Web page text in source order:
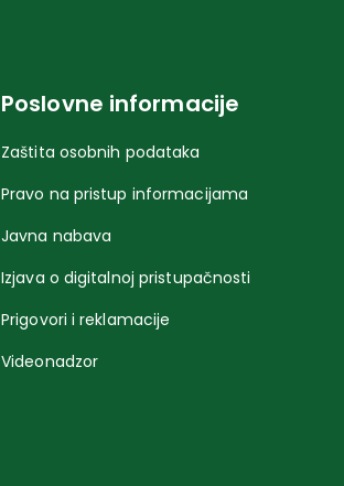
Poslovne informacije
Zaštita osobnih podataka
Pravo na pristup informacijama
Javna nabava
Izjava o digitalnoj pristupačnosti
Prigovori i reklamacije
Videonadzor